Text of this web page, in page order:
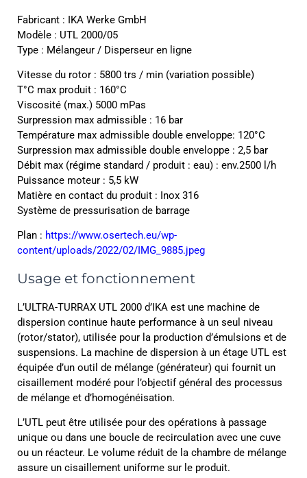
Fabricant : IKA Werke GmbH
Modèle : UTL 2000/05
Type : Mélangeur / Disperseur en ligne
Vitesse du rotor : 5800 trs / min (variation possible)
T°C max produit : 160°C
Viscosité (max.) 5000 mPas
Surpression max admissible : 16 bar
Température max admissible double enveloppe: 120°C
Surpression max admissible double enveloppe : 2,5 bar
Débit max (régime standard / produit : eau) : env.2500 l/h
Puissance moteur : 5,5 kW
Matière en contact du produit : Inox 316
Système de pressurisation de barrage
Plan : https://www.osertech.eu/wp-
content/uploads/2022/02/IMG_9885.jpeg
Usage et fonctionnement
L’ULTRA-TURRAX UTL 2000 d’IKA est une machine de
dispersion continue haute performance à un seul niveau
(rotor/stator), utilisée pour la production d’émulsions et de
suspensions. La machine de dispersion à un étage UTL est
équipée d’un outil de mélange (générateur) qui fournit un
cisaillement modéré pour l’objectif général des processus
de mélange et d’homogénéisation.
L’UTL peut être utilisée pour des opérations à passage
unique ou dans une boucle de recirculation avec une cuve
ou un réacteur. Le volume réduit de la chambre de mélange
assure un cisaillement uniforme sur le produit.